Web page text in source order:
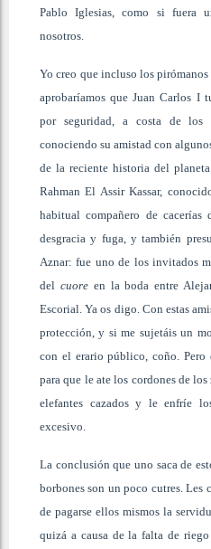
Pablo Iglesias, como si fuera
nosotros.
Yo creo que incluso los
aprobaríamos que Juan Carlos I
por seguridad, a costa de los
conociendo su amistad con
de la reciente historia del
Rahman El Assir Kassar,
habitual compañero de
desgracia y fuga, y también
Aznar: fue uno de los invitados
del cuoreen la boda entre
Escorial. Ya os digo. Con estas
protección, y si me sujetáis un
con el erario público, coño. Pero
para que le ate los cordones de
elefantes cazados y le enfríe
excesivo.
La conclusión que uno saca de
borbones son un poco cutres. Les
de pagarse ellos mismos la
quizá a causa de la falta de